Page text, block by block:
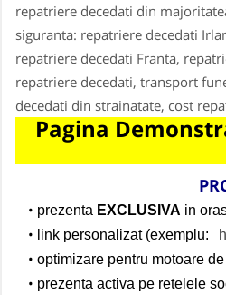
repatriere decedati din
siguranta: repatriere decedati
repatriere decedati Franta,
repatriere decedati, transport
decedati din strainatate, cost
Pagina
prezenta EXCLUSIVA in
link personalizat (exemplu:
optimizare pentru motoare
prezenta activa pe retelele